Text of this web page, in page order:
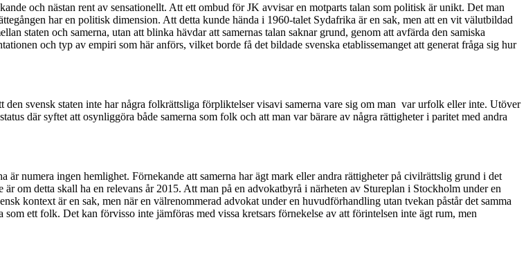
och nästan rent av sensationellt. Att ett ombud för JK avvisar en motparts talan som politisk är unikt. Det man
har en politisk dimension. Att detta kunde hända i 1960-talet Sydafrika är en sak, men att en vit välutbildad
staten och samerna, utan att blinka hävdar att samernas talan saknar grund, genom att avfärda den samiska
och typ av empiri som här anförs, vilket borde få det bildade svenska etablissemanget att generat fråga sig hur
svensk staten inte har några folkrättsliga förpliktelser visavi samerna vare sig om man var urfolk eller inte. Utöver
där syftet att osynliggöra både samerna som folk och att man var bärare av några rättigheter i paritet med andra
numera ingen hemlighet. Förnekande att samerna har ägt mark eller andra rättigheter på civilrättslig grund i det
om detta skall ha en relevans år 2015. Att man på en advokatbyrå i närheten av Stureplan i Stockholm under en
kontext är en sak, men när en välrenommerad advokat under en huvudförhandling utan tvekan påstår det samma
ett folk. Det kan förvisso inte jämföras med vissa kretsars förnekelse av att förintelsen inte ägt rum, men